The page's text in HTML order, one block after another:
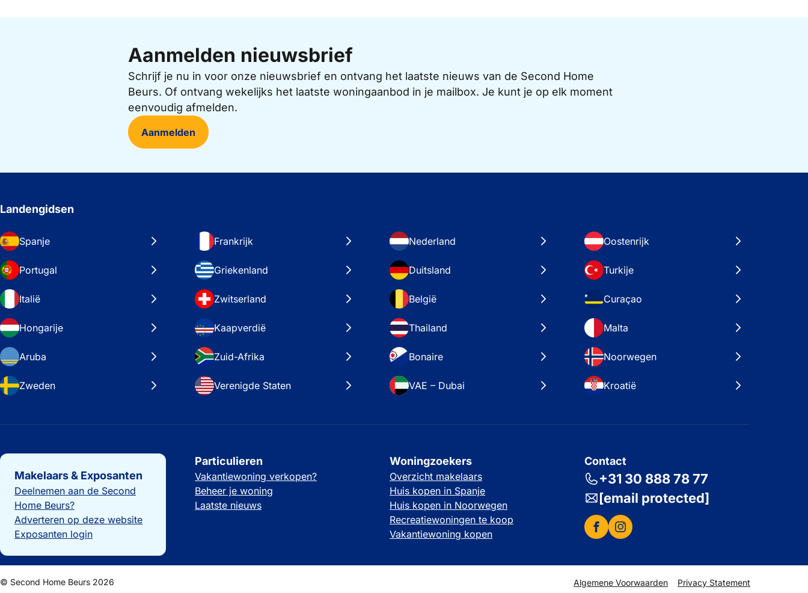
Aanmelden nieuwsbrief
Schrijf je nu in voor onze nieuwsbrief en ontvang het laatste nieuws van de Second Home
Beurs. Of ontvang wekelijks het laatste woningaanbod in je mailbox. Je kunt je op elk moment
eenvoudig afmelden.
Aanmelden
Landengidsen
Spanje Frankrijk Nederland Oostenrijk
Portugal Griekenland Duitsland Turkije
Italië Zwitserland België Curaçao
Hongarije Kaapverdië Thailand Malta
Aruba Zuid-Afrika Bonaire Noorwegen
Zweden Verenigde Staten VAE – Dubai Kroatië
Belangrijke links
Makelaars & Exposanten
Deelnemen aan de Second
Home Beurs?
Adverteren op deze website
Exposanten login
Particulieren
Vakantiewoning verkopen?
Beheer je woning
Laatste nieuws
Woningzoekers
Overzicht makelaars
Huis kopen in Spanje
Huis kopen in Noorwegen
Recreatiewoningen te koop
Vakantiewoning kopen
Contact
+31 30 888 78 77
[email protected]
© Second Home Beurs 2026 Algemene Voorwaarden Privacy Statement